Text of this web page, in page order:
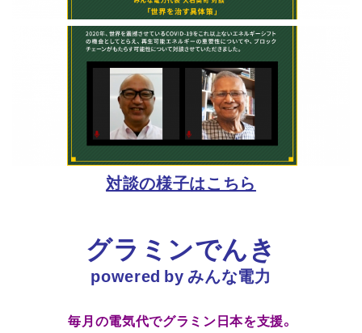
対談の様子はこちら
グラミンでんき
powered by みんな電力
毎月の電気代でグラミン日本を支援。